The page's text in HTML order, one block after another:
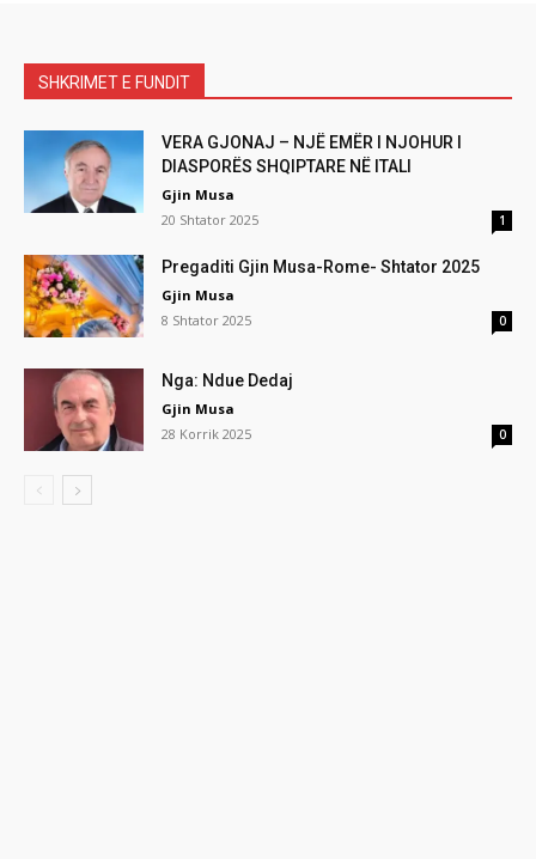
SHKRIMET E FUNDIT
VERA GJONAJ – NJË EMËR I NJOHUR I
DIASPORËS SHQIPTARE NË ITALI
Gjin Musa
20 Shtator 2025
1
Pregaditi Gjin Musa-Rome- Shtator 2025
Gjin Musa
8 Shtator 2025
0
Nga: Ndue Dedaj
Gjin Musa
28 Korrik 2025
0